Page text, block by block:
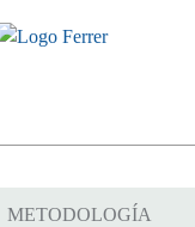
METODOLOGÍA